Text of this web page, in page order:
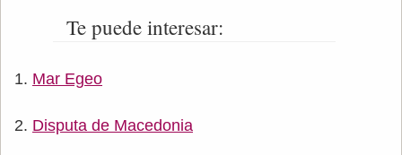
Te puede interesar:
Mar Egeo
Disputa de Macedonia